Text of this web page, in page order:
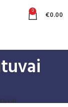
0 €0.00